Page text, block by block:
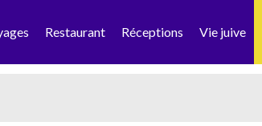
Restaurant Réceptions Vie juive